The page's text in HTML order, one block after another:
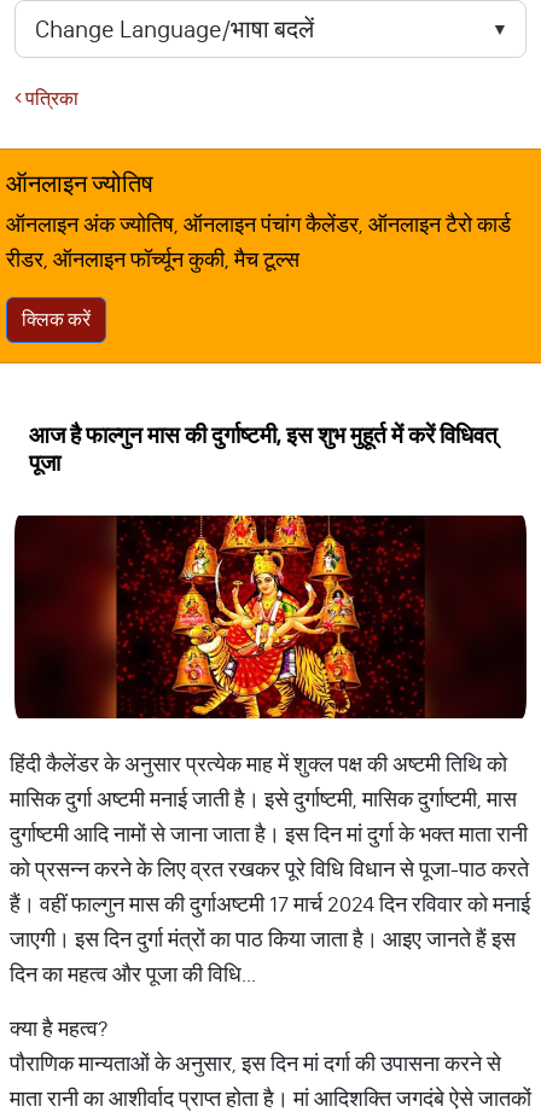
पत्रिका
ऑनलाइन ज्योतिष
ऑनलाइन अंक ज्योतिष, ऑनलाइन पंचांग कैलेंडर, ऑनलाइन टैरो कार्ड
रीडर, ऑनलाइन फॉर्च्यून कुकी, मैच टूल्स
क्लिक करें
आज है फाल्गुन मास की दुर्गाष्टमी, इस शुभ मुहूर्त में करें विधिवत्
पूजा
हिंदी कैलेंडर के अनुसार प्रत्येक माह में शुक्ल पक्ष की अष्टमी तिथि को
मासिक दुर्गा अष्टमी मनाई जाती है। इसे दुर्गाष्टमी, मासिक दुर्गाष्टमी, मास
दुर्गाष्टमी आदि नामों से जाना जाता है। इस दिन मां दुर्गा के भक्त माता रानी
को प्रसन्न करने के लिए व्रत रखकर पूरे विधि विधान से पूजा-पाठ करते
हैं। वहीं फाल्गुन मास की दुर्गाअष्टमी 17 मार्च 2024 दिन रविवार को मनाई
जाएगी। इस दिन दुर्गा मंत्रों का पाठ किया जाता है। आइए जानते हैं इस​
दिन का महत्व और पूजा की विधि...
क्या है महत्व?
पौराणिक मान्यताओं के अनुसार, इस दिन मां दर्गा की उपासना करने से
माता रानी का आशीर्वाद प्राप्त होता है। मां आदिशक्ति जगदंबे ऐसे जातकों